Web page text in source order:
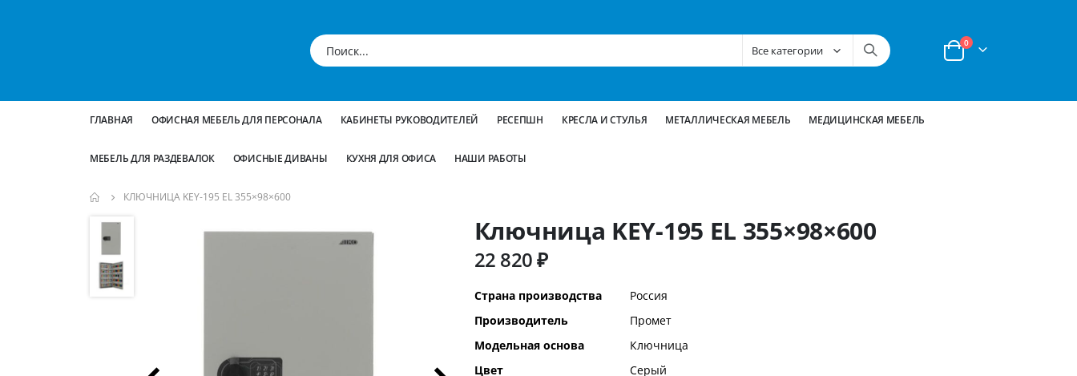
Корзина
0позиции
ГЛАВНАЯ ОФИСНАЯ МЕБЕЛЬ ДЛЯ ПЕРСОНАЛА КАБИНЕТЫ РУКОВОДИТЕЛЕЙ РЕСЕПШН КРЕСЛА И СТУЛЬЯ МЕТАЛЛИЧЕСКАЯ МЕБЕЛЬ МЕДИЦИНСКАЯ МЕБЕЛЬ
МЕБЕЛЬ ДЛЯ РАЗДЕВАЛОК ОФИСНЫЕ ДИВАНЫ КУХНЯ ДЛЯ ОФИСА НАШИ РАБОТЫ
КЛЮЧНИЦА KEY-195 EL 355×98×600
Пропустить
галереям
изображений
Ключница KEY-195 EL 355×98×600
22 820 ₽
Дополнительная
информация
Страна производства
Россия
Производитель
Промет
Модельная основа
Ключница
Цвет
Серый